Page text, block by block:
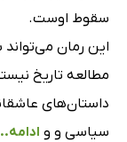
فصل سوم - بخش
فصل سوم - بخش
فصل سوم - بخش
سقوط اوست.
این رمان می‌تواند
مطالعه تاریخ
داستان‌های
سیاسی و و